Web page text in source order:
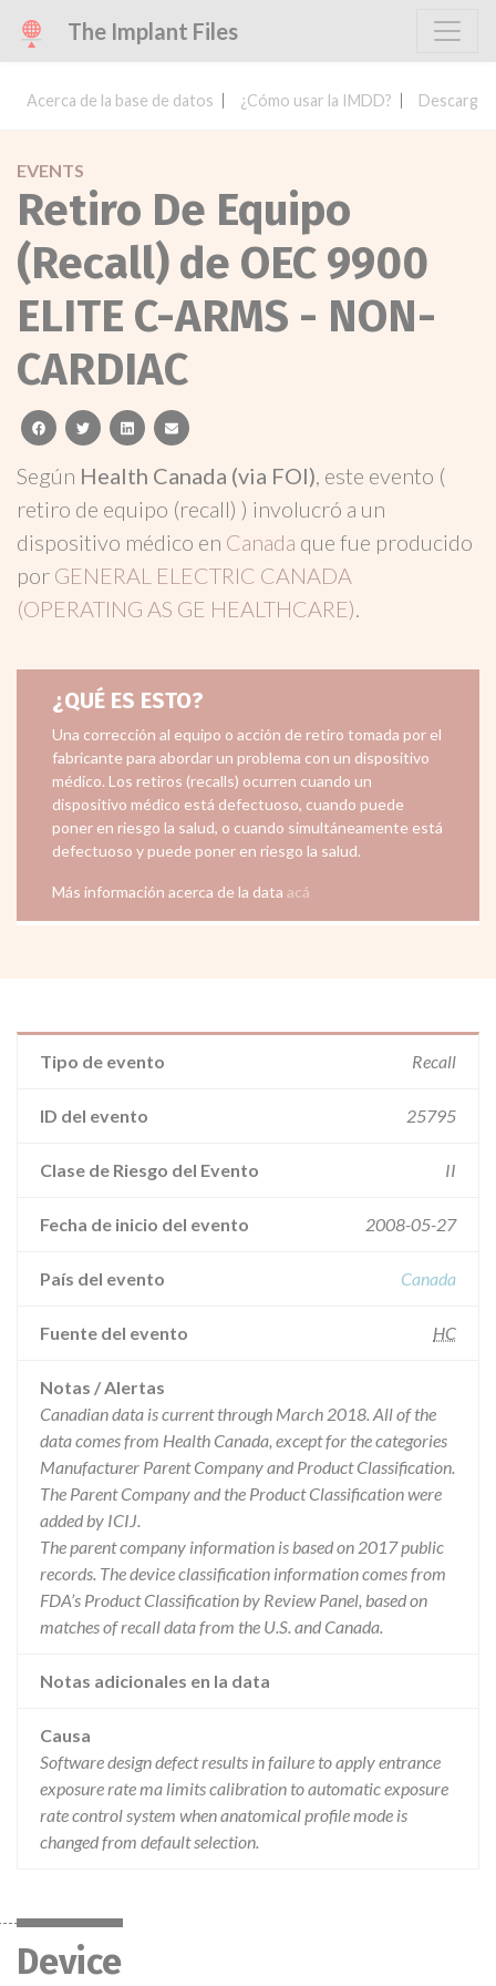
The Implant Files
Acerca de la base de datos ¿Cómo usar la IMDD? Descargar
EVENTS
Retiro De Equipo
(Recall) de OEC 9900
ELITE C-ARMS - NON-
CARDIAC
facebooktwitterlinkedinemail
Según Health Canada (via FOI), este evento (
retiro de equipo (recall) ) involucró a un
dispositivo médico en Canada que fue producido
por GENERAL ELECTRIC CANADA
(OPERATING AS GE HEALTHCARE).
¿QUÉ ES ESTO?
Una corrección al equipo o acción de retiro tomada por el
fabricante para abordar un problema con un dispositivo
médico. Los retiros (recalls) ocurren cuando un
dispositivo médico está defectuoso, cuando puede
poner en riesgo la salud, o cuando simultáneamente está
defectuoso y puede poner en riesgo la salud.
Más información acerca de la data acá
Tipo de evento Recall
ID del evento 25795
Clase de Riesgo del Evento II
Fecha de inicio del evento 2008-05-27
País del evento Canada
Fuente del evento HC
Notas / Alertas
Canadian data is current through March 2018. All of the
data comes from Health Canada, except for the categories
Manufacturer Parent Company and Product Classification.
The Parent Company and the Product Classification were
added by ICIJ.
The parent company information is based on 2017 public
records. The device classification information comes from
FDA’s Product Classification by Review Panel, based on
matches of recall data from the U.S. and Canada.
Notas adicionales en la data
Causa
Software design defect results in failure to apply entrance
exposure rate ma limits calibration to automatic exposure
rate control system when anatomical profile mode is
changed from default selection.
Device